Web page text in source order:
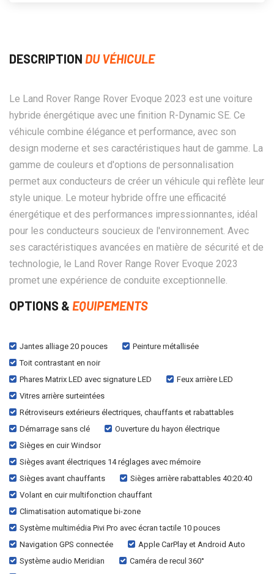
DESCRIPTION DU VÉHICULE
Le Land Rover Range Rover Evoque 2023 est une voiture
hybride énergétique avec une finition R-Dynamic SE. Ce
véhicule combine élégance et performance, avec son
design moderne et ses caractéristiques haut de gamme. La
gamme de couleurs et d'options de personnalisation
permet aux conducteurs de créer un véhicule qui reflète leur
style unique. Le moteur hybride offre une efficacité
énergétique et des performances impressionnantes, idéal
pour les conducteurs soucieux de l'environnement. Avec
ses caractéristiques avancées en matière de sécurité et de
technologie, le Land Rover Range Rover Evoque 2023
promet une expérience de conduite exceptionnelle.
OPTIONS & EQUIPEMENTS
Jantes alliage 20 pouces
Peinture métallisée
Toit contrastant en noir
Phares Matrix LED avec signature LED
Feux arrière LED
Vitres arrière surteintées
Rétroviseurs extérieurs électriques, chauffants et rabattables
Démarrage sans clé
Ouverture du hayon électrique
Sièges en cuir Windsor
Sièges avant électriques 14 réglages avec mémoire
Sièges avant chauffants
Sièges arrière rabattables 40:20:40
Volant en cuir multifonction chauffant
Climatisation automatique bi-zone
Système multimédia Pivi Pro avec écran tactile 10 pouces
Navigation GPS connectée
Apple CarPlay et Android Auto
Système audio Meridian
Caméra de recul 360°